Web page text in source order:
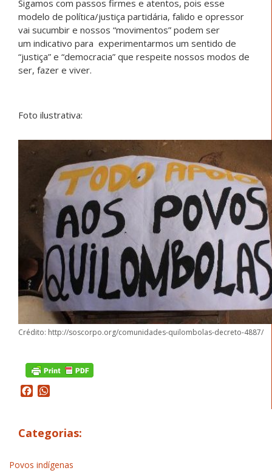
Sigamos com passos firmes e atentos, pois esse
modelo de política/justiça partidária, falido e opressor
vai sucumbir e nossos “movimentos” podem ser
um indicativo para experimentarmos um sentido de
“justiça” e “democracia” que respeite nossos modos de
ser, fazer e viver.
Foto ilustrativa:
Crédito: http://soscorpo.org/comunidades-quilombolas-decreto-4887/
Facebook
Categorias:
Povos indígenas